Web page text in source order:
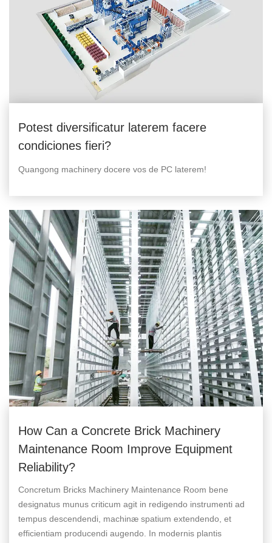
Potest diversificatur laterem facere
condiciones fieri?
Quangong machinery docere vos de PC laterem!
How Can a Concrete Brick Machinery
Maintenance Room Improve Equipment
Reliability?
Concretum Bricks Machinery Maintenance Room bene
designatus munus criticum agit in redigendo instrumenti ad
tempus descendendi, machinæ spatium extendendo, et
efficientiam producendi augendo. In modernis plantis